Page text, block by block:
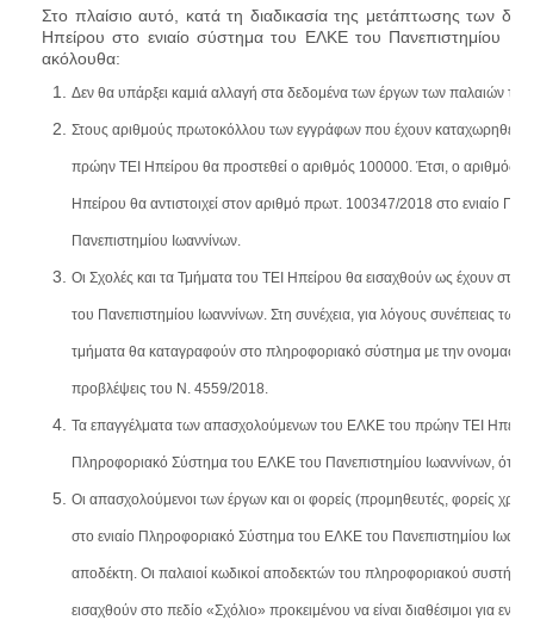
Στο πλαίσιο αυτό, κατά τη διαδικασία της μετάπτωσης των
Ηπείρου στο ενιαίο σύστημα του ΕΛΚΕ του Πανεπιστημίου
ακόλουθα:
Δεν θα υπάρξει καμιά αλλαγή στα δεδομένα των έργων των παλαιών
Στους αριθμούς πρωτοκόλλου των εγγράφων που έχουν καταχωρηθεί
πρώην ΤΕΙ Ηπείρου θα προστεθεί ο αριθμός 100000. Έτσι, ο
Ηπείρου θα αντιστοιχεί στον αριθμό πρωτ. 100347/2018 στο ενιαίο
Πανεπιστημίου Ιωαννίνων.
Οι Σχολές και τα Τμήματα του ΤΕΙ Ηπείρου θα εισαχθούν ως έχουν
του Πανεπιστημίου Ιωαννίνων. Στη συνέχεια, για λόγους συνέπειας των
τμήματα θα καταγραφούν στο πληροφοριακό σύστημα με την ονομασία
προβλέψεις του Ν. 4559/2018.
Τα επαγγέλματα των απασχολούμενων του ΕΛΚΕ του πρώην ΤΕΙ
Πληροφοριακό Σύστημα του ΕΛΚΕ του Πανεπιστημίου Ιωαννίνων, όταν
Οι απασχολούμενοι των έργων και οι φορείς (προμηθευτές, φορείς
στο ενιαίο Πληροφοριακό Σύστημα του ΕΛΚΕ του Πανεπιστημίου
αποδέκτη. Οι παλαιοί κωδικοί αποδεκτών του πληροφοριακού
εισαχθούν στο πεδίο «Σχόλιο» προκειμένου να είναι διαθέσιμοι για